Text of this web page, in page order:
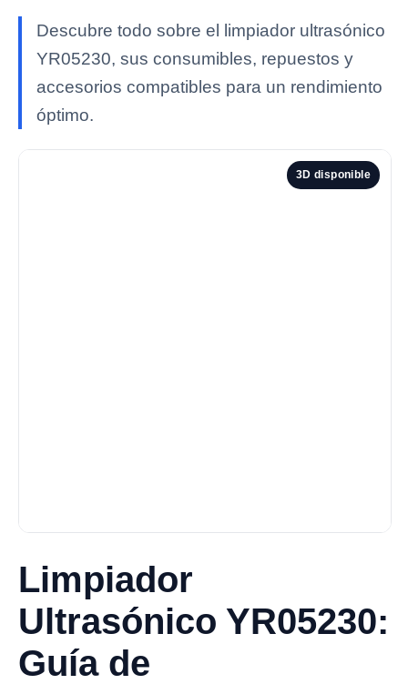
Descubre todo sobre el limpiador ultrasónico
YR05230, sus consumibles, repuestos y
accesorios compatibles para un rendimiento
óptimo.
3D disponible
Limpiador
Ultrasónico YR05230:
Guía de